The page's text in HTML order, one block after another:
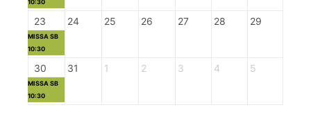
10:30
23
MISSA SB
10:30
24 25 26 27 28 29
30
MISSA SB
10:30
31 1 2 3 4 5